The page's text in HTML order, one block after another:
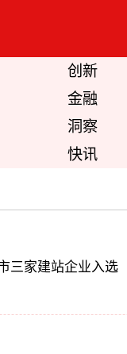
创新
金融
洞察
快讯
三家建站企业入选